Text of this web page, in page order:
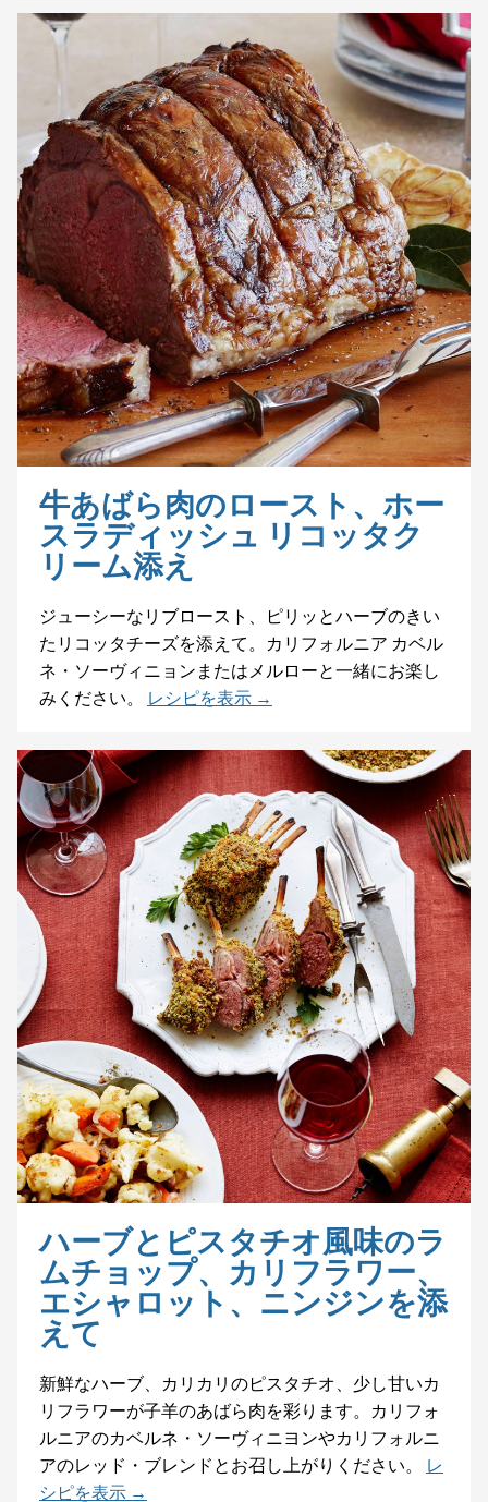
牛あばら肉のロースト、ホー
スラディッシュ リコッタク
リーム添え
ジューシーなリブロースト、ピリッとハーブのきい
たリコッタチーズを添えて。カリフォルニア カベル
ネ・ソーヴィニョンまたはメルローと一緒にお楽し
みください。
レシピを表示 →
ハーブとピスタチオ風味のラ
ムチョップ、カリフラワー、
エシャロット、ニンジンを添
えて
新鮮なハーブ、カリカリのピスタチオ、少し甘いカ
リフラワーが子羊のあばら肉を彩ります。カリフォ
ルニアのカベルネ・ソーヴィニヨンやカリフォルニ
アのレッド・ブレンドとお召し上がりください。
レ
シピを表示 →